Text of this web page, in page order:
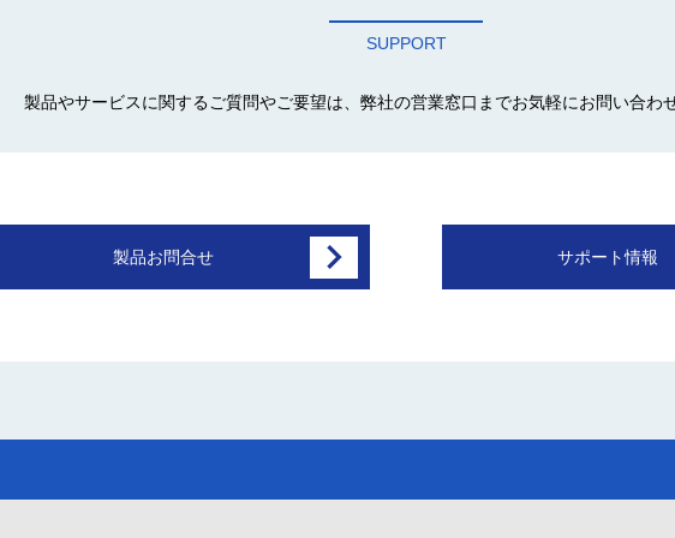
SUPPORT
製品やサービスに関するご質問やご要望は、弊社の営業窓口までお気軽にお問い合わ
製品お問合せ サポート情報